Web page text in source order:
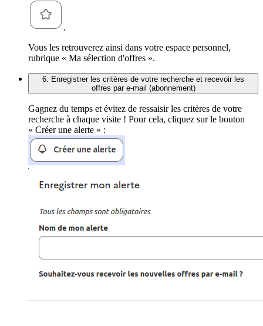
.
Vous les retrouverez ainsi dans votre espace personnel,
rubrique « Ma sélection d'offres ».
6. Enregistrer les critères de votre recherche et recevoir les
offres par e-mail (abonnement)
Gagnez du temps et évitez de ressaisir les critères de votre
recherche à chaque visite ! Pour cela, cliquez sur le bouton
« Créer une alerte » :